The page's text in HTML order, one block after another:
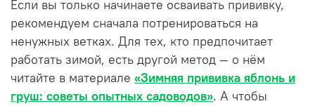
Если вы только начинаете осваивать прививку,
рекомендуем сначала потренироваться на
ненужных ветках. Для тех, кто предпочитает
работать зимой, есть другой метод — о нём
читайте в материале «Зимняя прививка яблонь и
груш: советы опытных садоводов». А чтобы